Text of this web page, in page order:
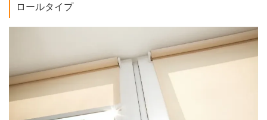
ロールタイプ